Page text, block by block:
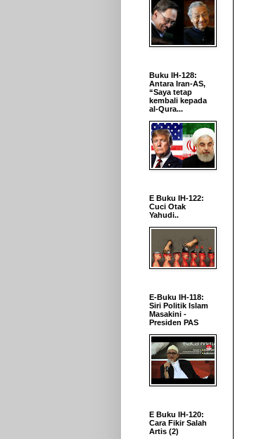
Buku IH-128:
Antara Iran-AS,
“Saya tetap
kembali kepada
al-Qura...
E Buku IH-122:
Cuci Otak
Yahudi..
E-Buku IH-118:
Siri Politik Islam
Masakini -
Presiden PAS
E Buku IH-120:
Cara Fikir Salah
Artis (2)